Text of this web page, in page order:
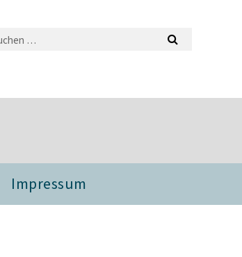
Impressum